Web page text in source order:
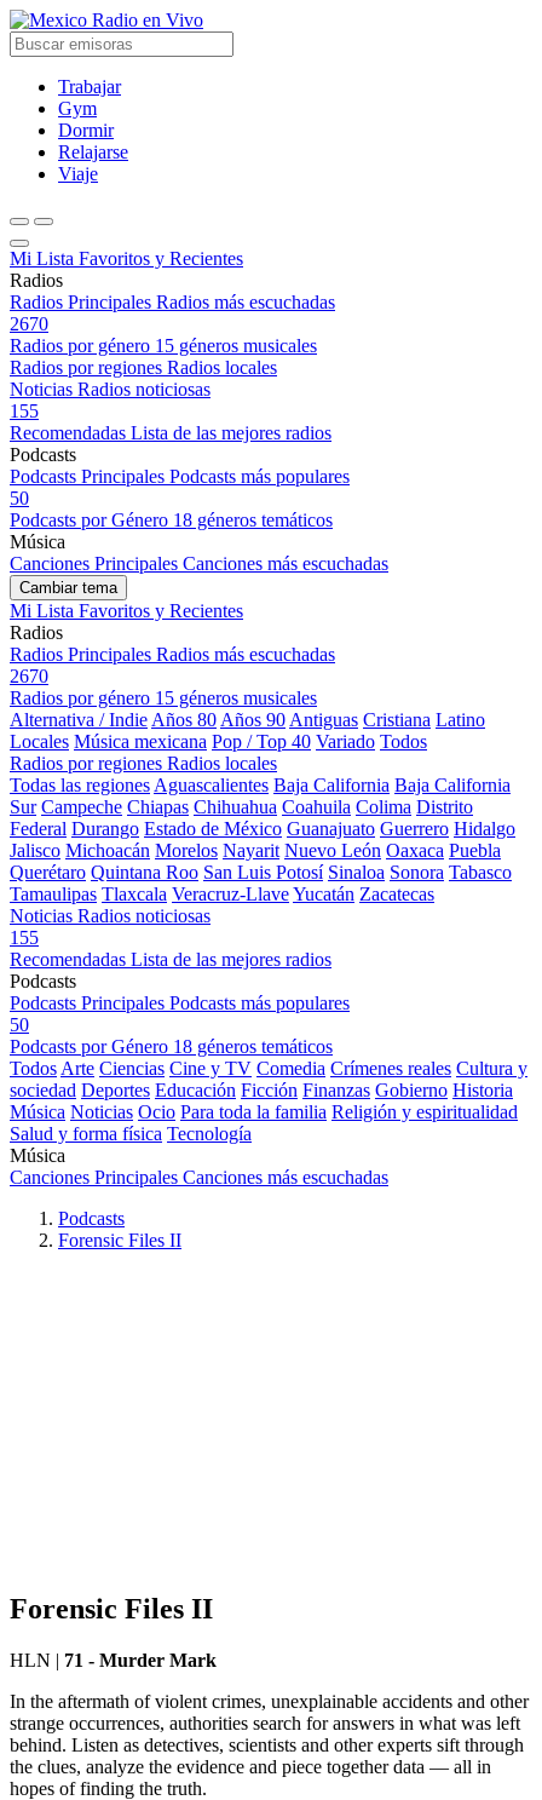
Radio en Vivo
Trabajar
Gym
Dormir
Relajarse
Viaje
Mi Lista Favoritos y Recientes
Radios
Radios Principales Radios más escuchadas
2670
Radios por género 15 géneros musicales
Radios por regiones Radios locales
Noticias Radios noticiosas
155
Recomendadas Lista de las mejores radios
Podcasts
Podcasts Principales Podcasts más populares
50
Podcasts por Género 18 géneros temáticos
Música
Canciones Principales Canciones más escuchadas
Cambiar tema
Mi Lista Favoritos y Recientes
Radios
Radios Principales Radios más escuchadas
2670
Radios por género 15 géneros musicales
Alternativa / Indie Años 80 Años 90 Antiguas Cristiana Latino
Locales Música mexicana Pop / Top 40 Variado Todos
Radios por regiones Radios locales
Todas las regiones Aguascalientes Baja California Baja California
Sur Campeche Chiapas Chihuahua Coahuila Colima Distrito
Federal Durango Estado de México Guanajuato Guerrero Hidalgo
Jalisco Michoacán Morelos Nayarit Nuevo León Oaxaca Puebla
Querétaro Quintana Roo San Luis Potosí Sinaloa Sonora Tabasco
Tamaulipas Tlaxcala Veracruz-LlaveYucatán Zacatecas
Noticias Radios noticiosas
155
Recomendadas Lista de las mejores radios
Podcasts
Podcasts Principales Podcasts más populares
50
Podcasts por Género 18 géneros temáticos
Todos Arte Ciencias Cine y TV Comedia Crímenes reales Cultura y
sociedad Deportes Educación Ficción Finanzas Gobierno Historia
Música Noticias Ocio Para toda la familia Religión y espiritualidad
Salud y forma física Tecnología
Música
Canciones Principales Canciones más escuchadas
Podcasts
Forensic Files II
Forensic Files II
HLN | 71 - Murder Mark
In the aftermath of violent crimes, unexplainable accidents and other
strange occurrences, authorities search for answers in what was left
behind. Listen as detectives, scientists and other experts sift through
the clues, analyze the evidence and piece together data — all in
hopes of finding the truth.